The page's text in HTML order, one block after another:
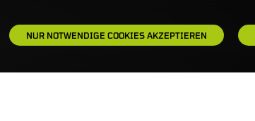
NUR NOTWENDIGE COOKIES AKZEPTIEREN